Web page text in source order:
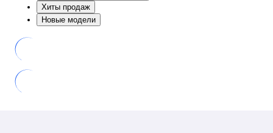
Хиты продаж
Новые модели